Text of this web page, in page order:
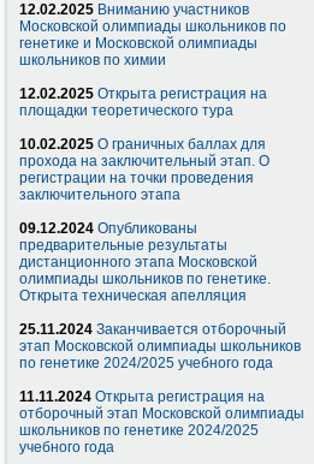
12.02.2025 Вниманию участников
Московской олимпиады школьников по
генетике и Московской олимпиады
школьников по химии
12.02.2025 Открыта регистрация на
площадки теоретического тура
10.02.2025 О граничных баллах для
прохода на заключительный этап. О
регистрации на точки проведения
заключительного этапа
09.12.2024 Опубликованы
предварительные результаты
дистанционного этапа Московской
олимпиады школьников по генетике.
Открыта техническая апелляция
25.11.2024 Заканчивается отборочный
этап Московской олимпиады школьников
по генетике 2024/2025 учебного года
11.11.2024 Открыта регистрация на
отборочный этап Московской олимпиады
школьников по генетике 2024/2025
учебного года